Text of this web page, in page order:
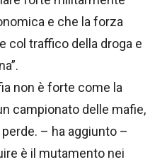
e che la forza
col traffico della droga e
non è forte come la
campionato delle mafie,
– ha aggiunto –
è il mutamento nei